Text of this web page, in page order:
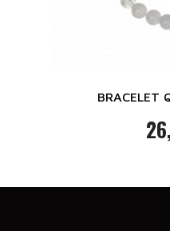
BRACELET